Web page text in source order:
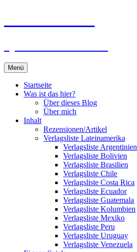
Menü
Startseite
Was ist das hier?
Über dieses Blog
Über mich
Inhalt
Rezensionen/Artikel
Verlagsliste Lateinamerika
Verlagsliste Argentinien
Verlagsliste Bolivien
Verlagsliste Brasilien
Verlagsliste Chile
Verlagsliste Costa Rica
Verlagsliste Ecuador
Verlagsliste Guatemala
Verlagsliste Kolumbien
Verlagsliste Mexiko
Verlagsliste Peru
Verlagsliste Uruguay
Verlagsliste Venezuela